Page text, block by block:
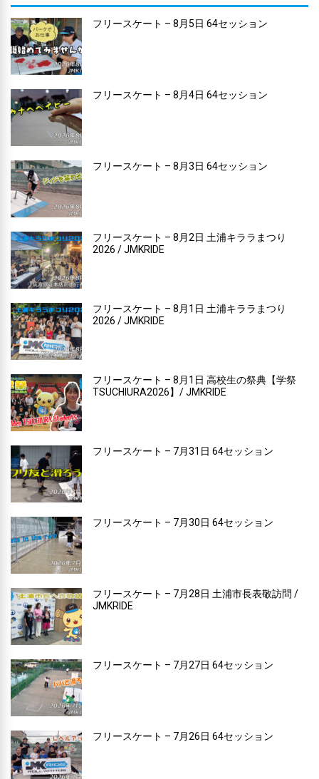
フリースケート – 8月5日 64セッション
フリースケート – 8月4日 64セッション
フリースケート – 8月3日 64セッション
フリースケート – 8月2日 土浦キララまつり
2026 / JMKRIDE
フリースケート – 8月1日 土浦キララまつり
2026 / JMKRIDE
フリースケート – 8月1日 高校生の祭典【学祭
TSUCHIURA2026】/ JMKRIDE
フリースケート – 7月31日 64セッション
フリースケート – 7月30日 64セッション
フリースケート – 7月28日 土浦市長表敬訪問 /
JMKRIDE
フリースケート – 7月27日 64セッション
フリースケート – 7月26日 64セッション